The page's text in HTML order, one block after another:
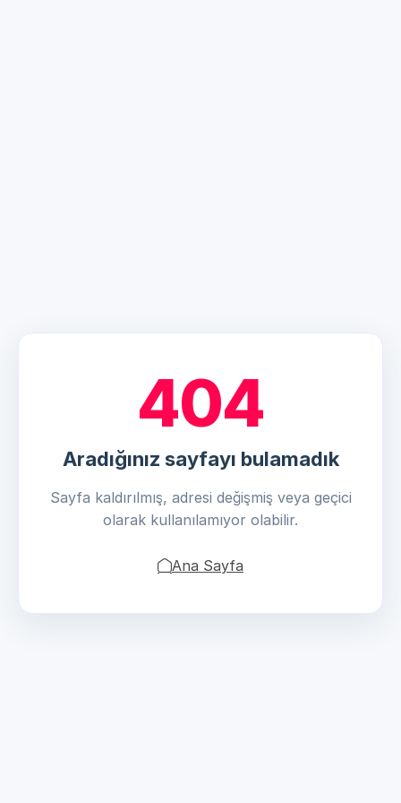
404
Aradığınız sayfayı bulamadık
Sayfa kaldırılmış, adresi değişmiş veya geçici
olarak kullanılamıyor olabilir.
Ana Sayfa